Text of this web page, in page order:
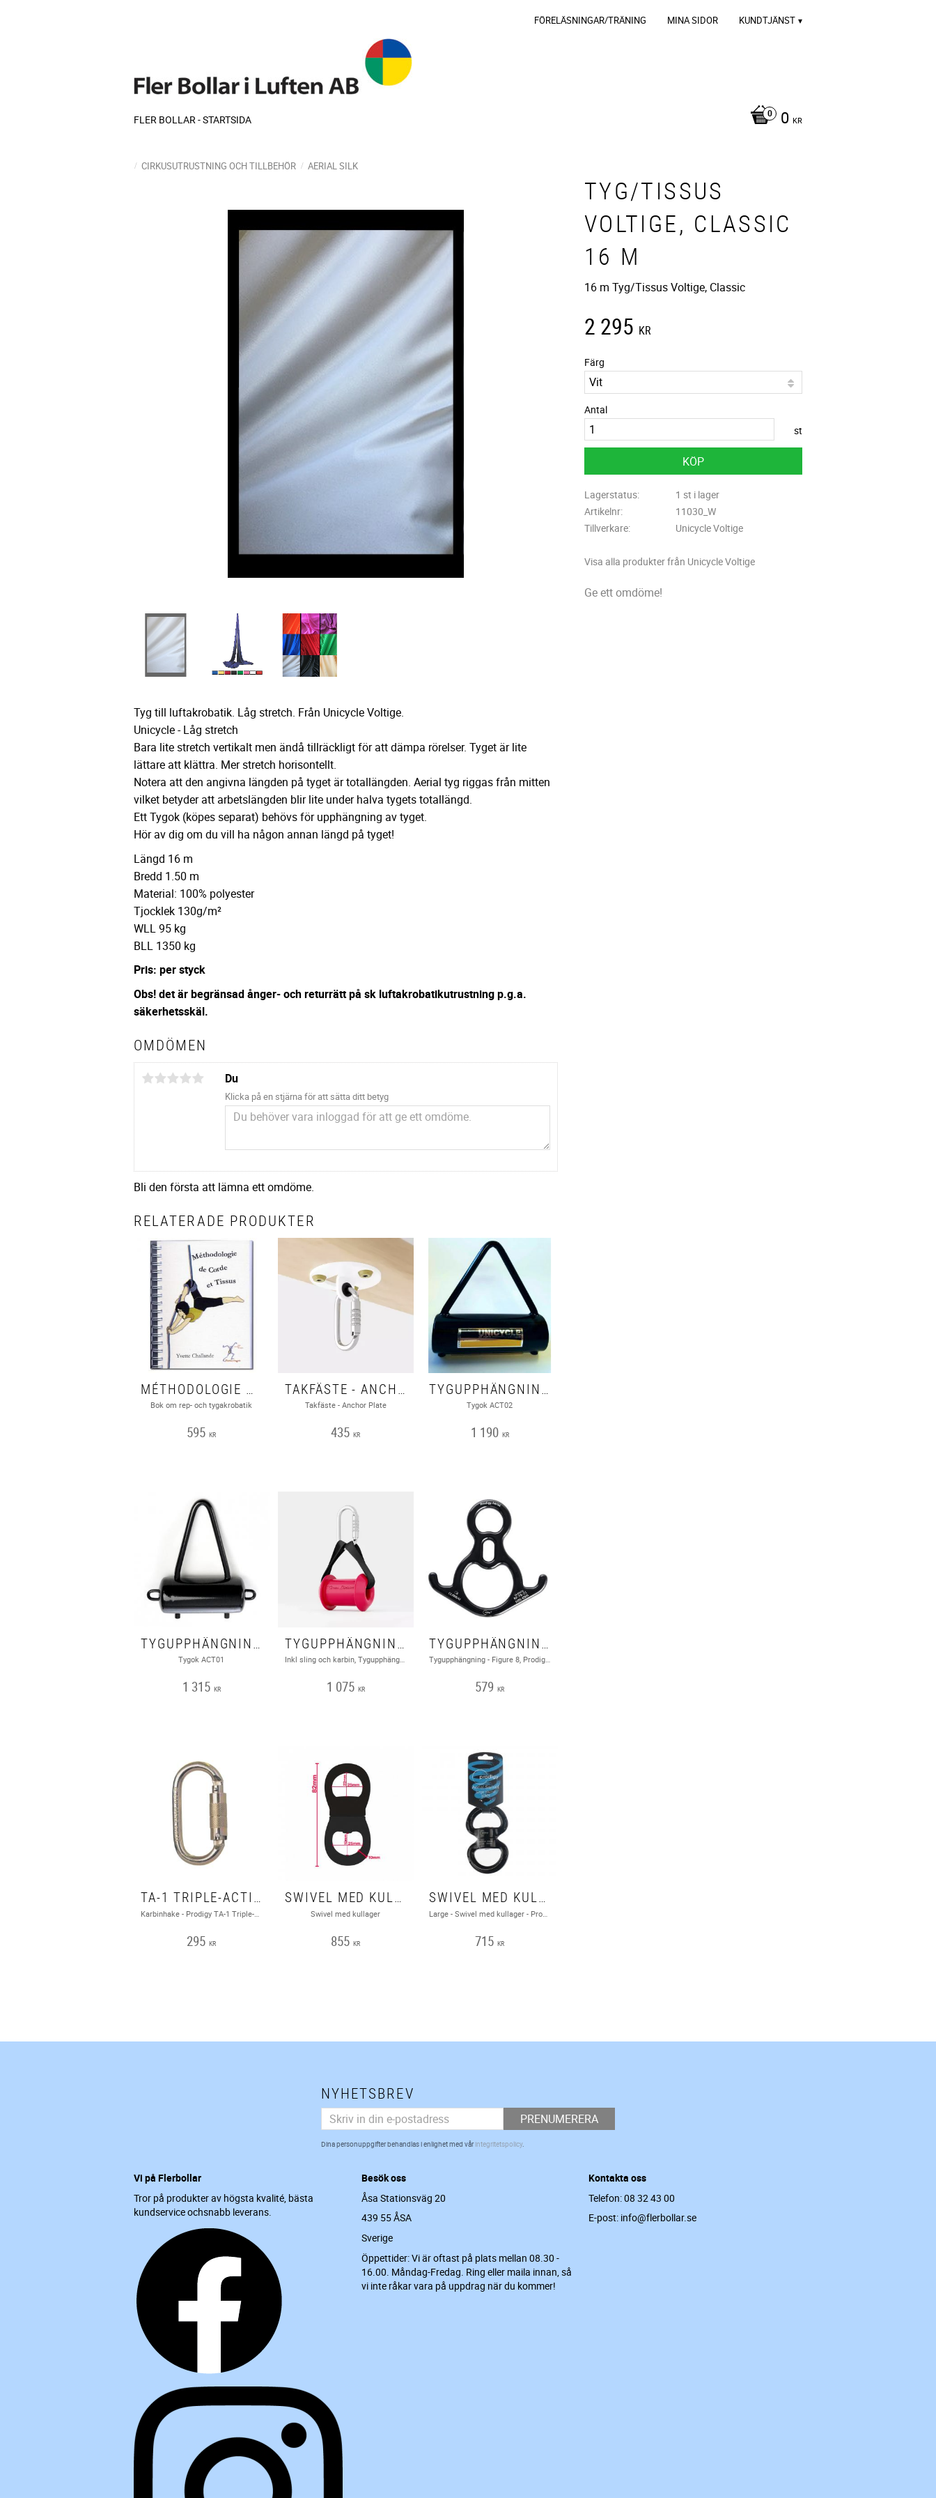
FÖRELÄSNINGAR/TRÄNING MINA SIDOR KUNDTJÄNST
0 KR
FLER BOLLAR - STARTSIDA
CIRKUSUTRUSTNING OCH TILLBEHÖR AERIAL SILK
TYG/TISSUS
VOLTIGE, CLASSIC
16 M
16 m Tyg/Tissus Voltige, Classic
2 295 KR
Färg
Antal
st
KÖP
Lagerstatus
1 st i lager
Artikelnr
11030_W
Tillverkare
Unicycle Voltige
Visa alla produkter från Unicycle Voltige
Ge ett omdöme!
Tyg till luftakrobatik. Låg stretch. Från Unicycle Voltige.
Unicycle - Låg stretch
Bara lite stretch vertikalt men ändå tillräckligt för att dämpa rörelser. Tyget är lite
lättare att klättra. Mer stretch horisontellt.
Notera att den angivna längden på tyget är totallängden. Aerial tyg riggas från mitten
vilket betyder att arbetslängden blir lite under halva tygets totallängd.
Ett Tygok (köpes separat) behövs för upphängning av tyget.
Hör av dig om du vill ha någon annan längd på tyget!
Längd 16 m
Bredd 1.50 m
Material: 100% polyester
Tjocklek 130g/m²
WLL 95 kg
BLL 1350 kg
Pris: per styck
Obs! det är begränsad ånger- och returrätt på sk luftakrobatikutrustning p.g.a.
säkerhetsskäl.
OMDÖMEN
Du
Klicka på en stjärna för att sätta ditt betyg
Bli den första att lämna ett omdöme.
RELATERADE PRODUKTER
MÉTHODOLOGIE DE CORDE ET TISSUS
Bok om rep- och tygakrobatik
595 KR
TAKFÄSTE - ANCHOR PLATE
Takfäste - Anchor Plate
435 KR
TYGUPPHÄNGNING - NOMADE ACT02
Tygok ACT02
1 190 KR
TYGUPPHÄNGNING - OK ACT01
Tygok ACT01
1 315 KR
TYGUPPHÄNGNING INKL SLING OCH KARBIN
1 075 KR
TYGUPPHÄNGNING - FIGURE 8, PRODIGY ELEVATE
579 KR
TA-1 TRIPLE-ACTION PRODIGY KARBINHAKE
295 KR
SWIVEL MED KULLAGER - PETZL
Swivel med kullager
855 KR
SWIVEL MED KULLAGER - PRODIGY LARGE ROUND
715 KR
NYHETSBREV
PRENUMERERA
Dina personuppgifter behandlas i enlighet med vårintegritetspolicy.
Vi på Flerbollar
Tror på produkter av högsta kvalité, bästa
kundservice ochsnabb leverans.
Besök oss
Åsa Stationsväg 20
439 55 ÅSA
Sverige
Öppettider: Vi är oftast på plats mellan 08.30 -
16.00. Måndag-Fredag. Ring eller maila innan, så
vi inte råkar vara på uppdrag när du kommer!
Kontakta oss
Telefon: 08 32 43 00
E-post: info@flerbollar.se